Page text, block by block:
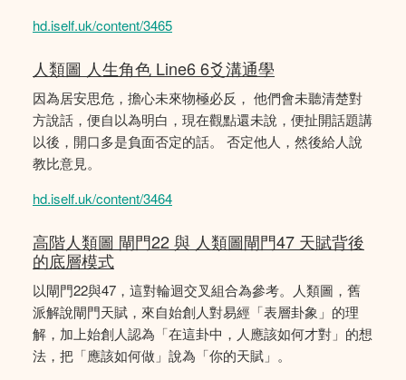
hd.iself.uk/content/3465
人類圖 人生角色 Line6 6爻溝通學
因為居安思危，擔心未來物極必反， 他們會未聽清楚對
方說話，便自以為明白，現在觀點還未說，便扯開話題講
以後，開口多是負面否定的話。 否定他人，然後給人說
教比意見。
hd.iself.uk/content/3464
高階人類圖 閘門22 與 人類圖閘門47 天賦背後
的底層模式
以閘門22與47，這對輪迴交叉組合為參考。人類圖，舊
派解說閘門天賦，來自始創人對易經「表層卦象」的理
解，加上始創人認為「在這卦中，人應該如何才對」的想
法，把「應該如何做」說為「你的天賦」。